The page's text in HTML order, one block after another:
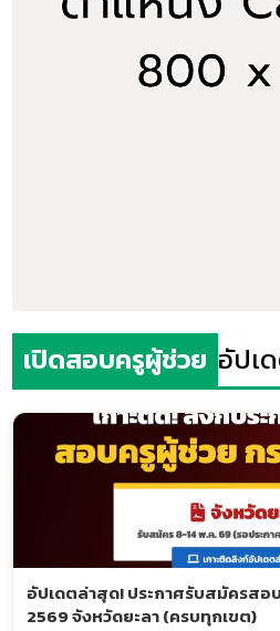
เปิดสอบครูผู้ช่วย อัปเ
อัปเดตล่าสุด! ประกาศรับสมัครส
2569 จังหวัดยะลา (ครบทุกเขต)